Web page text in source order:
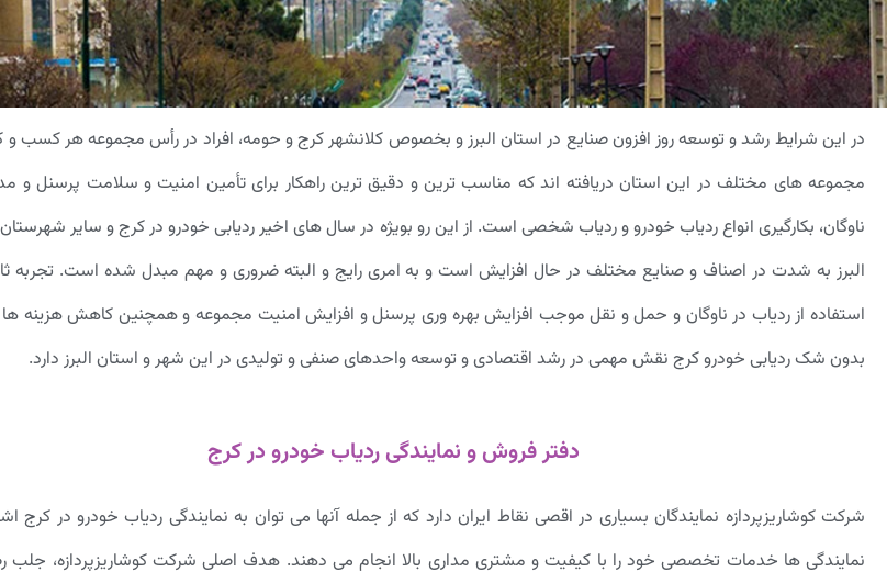
در این شرایط رشد و توسعه روز افزون صنایع در استان البرز و بخصوص کلانشهر کرج و حومه، افراد در رأس مجموعه هر کسب و
مجموعه های مختلف در این استان دریافته اند که مناسب ترین و دقیق ترین راهکار برای تأمین امنیت و سلامت پرسنل و
ناوگان، بکارگیری انواع ردیاب خودرو و ردیاب شخصی است. از این رو بویژه در سال های اخیر ردیابی خودرو در کرج و سایر
البرز به شدت در اصناف و صنایع مختلف در حال افزایش است و به امری رایج و البته ضروری و مهم مبدل شده است. تجربه
استفاده از ردیاب در ناوگان و حمل و نقل موجب افزایش بهره وری پرسنل و افزایش امنیت مجموعه و همچنین کاهش هزینه
بدون شک ردیابی خودرو کرج نقش مهمی در رشد اقتصادی و توسعه واحدهای صنفی و تولیدی در این شهر و استان البرز دارد.
دفتر فروش و نمایندگی ردیاب خودرو در کرج
شرکت کوشاریزپردازه نمایندگان بسیاری در اقصی نقاط ایران دارد که از جمله آنها می توان به نمایندگی ردیاب خودرو در کرج
نمایندگی ها خدمات تخصصی خود را با کیفیت و مشتری مداری بالا انجام می دهند. هدف اصلی شرکت کوشاریزپردازه، جلب